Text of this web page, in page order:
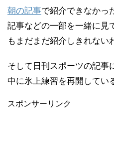
朝の記事で紹介できなかっ
記事などの一部を一緒に見
もまだまだ紹介しきれない
そして日刊スポーツの記事
中に氷上練習を再開してい
スポンサーリンク